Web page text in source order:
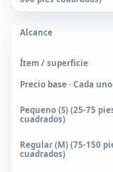
Precio base · Cada uno